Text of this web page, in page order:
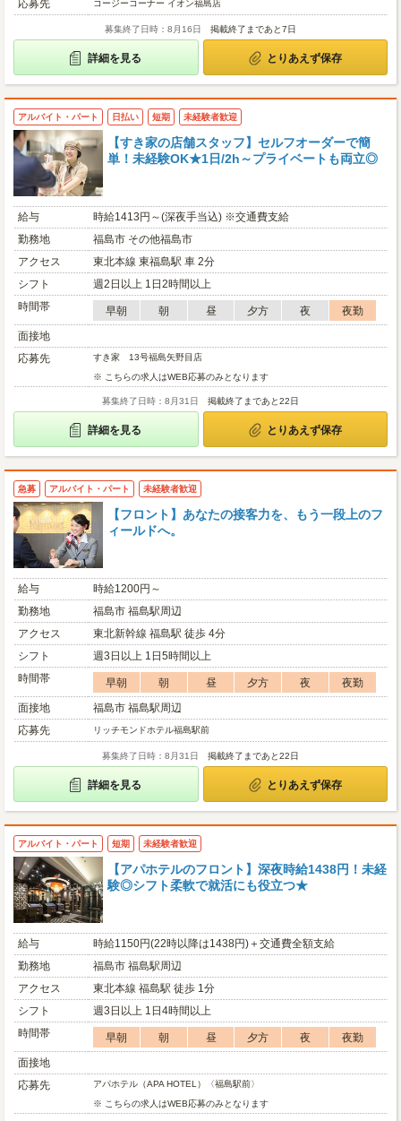
応募先 コージーコーナー イオン福島店
募集終了日時：8月16日 掲載終了まであと7日
詳細を見る とりあえず保存
アルバイト・パート 日払い 短期 未経験者歓迎
【すき家の店舗スタッフ】セルフオーダーで簡
単！未経験OK★1日/2h～プライベートも両立◎
給与
時給1413円～(深夜手当込) ※交通費支給
勤務地
福島市 その他福島市
アクセス
東北本線 東福島駅 車 2分
シフト
週2日以上 1日2時間以上
時間帯
早朝 朝 昼 夕方 夜
夜勤
面接地
応募先
すき家 13号福島矢野目店
※ こちらの求人はWEB応募のみとなります
募集終了日時：8月31日 掲載終了まであと22日
詳細を見る とりあえず保存
急募 アルバイト・パート 未経験者歓迎
【フロント】あなたの接客力を、もう一段上のフ
ィールドへ。
給与
時給1200円～
勤務地
福島市 福島駅周辺
アクセス
東北新幹線 福島駅 徒歩 4分
シフト
週3日以上 1日5時間以上
時間帯
早朝 朝 昼 夕方 夜
夜勤
面接地
福島市 福島駅周辺
応募先
リッチモンドホテル福島駅前
募集終了日時：8月31日 掲載終了まであと22日
詳細を見る とりあえず保存
アルバイト・パート 短期 未経験者歓迎
【アパホテルのフロント】深夜時給1438円！未経
験◎シフト柔軟で就活にも役立つ★
給与
時給1150円(22時以降は1438円)＋交通費全額支給
勤務地
福島市 福島駅周辺
アクセス
東北本線 福島駅 徒歩 1分
シフト
週3日以上 1日4時間以上
時間帯
早朝 朝 昼 夕方 夜
夜勤
面接地
応募先
アパホテル（APA HOTEL）〈福島駅前〉
※ こちらの求人はWEB応募のみとなります